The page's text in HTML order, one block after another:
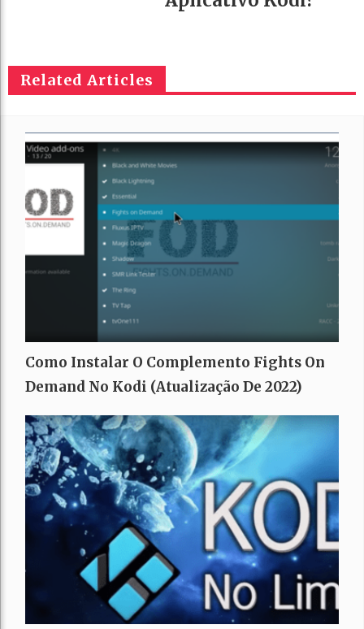
Related Articles
Como Instalar O Complemento Fights On
Demand No Kodi (Atualização De 2022)